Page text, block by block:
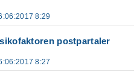
8:29
postpartaler
8:27